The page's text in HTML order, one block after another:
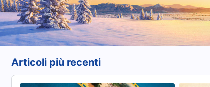
Articoli più recenti